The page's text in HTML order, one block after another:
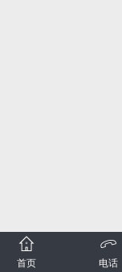
首页 电话